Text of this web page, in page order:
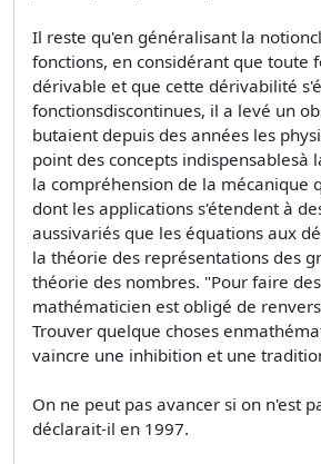
Il reste qu'en généralisant la
fonctions, en considérant que toute
dérivable et que cette dérivabilité
fonctionsdiscontinues, il a levé un
butaient depuis des années les
point des concepts indispensablesà
la compréhension de la mécanique
dont les applications s'étendent à
aussivariés que les équations aux
la théorie des représentations des
théorie des nombres. "Pour faire
mathématicien est obligé de
Trouver quelque choses
vaincre une inhibition et une
On ne peut pas avancer si on n'est
déclarait-il en 1997.